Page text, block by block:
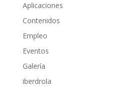
Aplicaciones
Contenidos
Empleo
Eventos
Galería
iberdrola